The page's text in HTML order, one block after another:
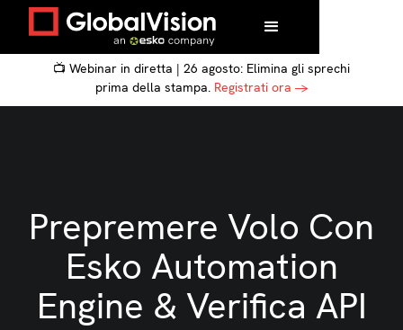
📺 Webinar in diretta | 26 agosto: Elimina gli sprechi
prima della stampa. Registrati ora →
Prepremere Volo Con
Esko Automation
Engine & Verifica API